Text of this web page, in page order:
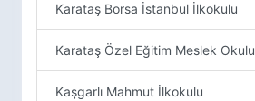
Karataş Borsa İstanbul İlkokulu
Karataş Özel Eğitim Meslek Okulu
Kaşgarlı Mahmut İlkokulu